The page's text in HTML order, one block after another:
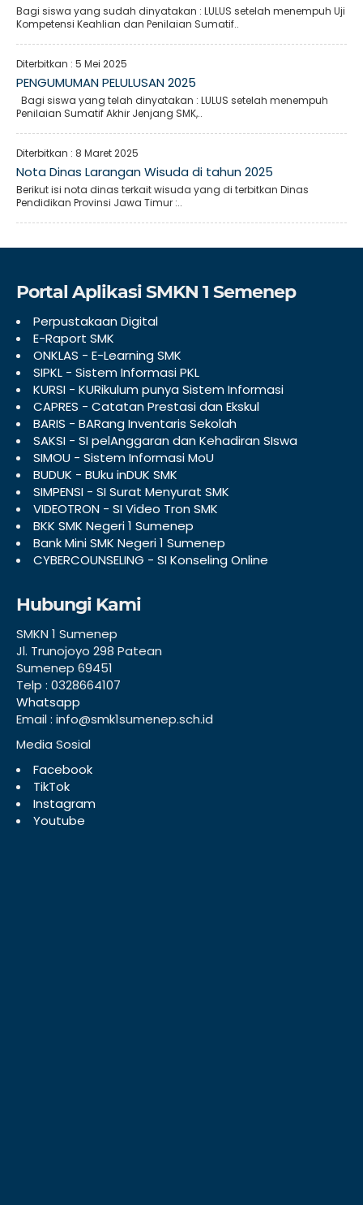
Bagi siswa yang sudah dinyatakan : LULUS setelah menempuh Uji
Kompetensi Keahlian dan Penilaian Sumatif..
Diterbitkan : 5 Mei 2025
PENGUMUMAN PELULUSAN 2025
Bagi siswa yang telah dinyatakan : LULUS setelah menempuh
Penilaian Sumatif Akhir Jenjang SMK,..
Diterbitkan : 8 Maret 2025
Nota Dinas Larangan Wisuda di tahun 2025
Berikut isi nota dinas terkait wisuda yang di terbitkan Dinas
Pendidikan Provinsi Jawa Timur :..
Portal Aplikasi SMKN 1 Semenep
Perpustakaan Digital
E-Raport SMK
ONKLAS - E-Learning SMK
SIPKL - Sistem Informasi PKL
KURSI - KURikulum punya Sistem Informasi
CAPRES - Catatan Prestasi dan Ekskul
BARIS - BARang Inventaris Sekolah
SAKSI - SI pelAnggaran dan Kehadiran SIswa
SIMOU - Sistem Informasi MoU
BUDUK - BUku inDUK SMK
SIMPENSI - SI Surat Menyurat SMK
VIDEOTRON - SI Video Tron SMK
BKK SMK Negeri 1 Sumenep
Bank Mini SMK Negeri 1 Sumenep
CYBERCOUNSELING - SI Konseling Online
Hubungi Kami
SMKN 1 Sumenep
Jl. Trunojoyo 298 Patean
Sumenep 69451
Telp : 0328664107
Whatsapp
Email : info@smk1sumenep.sch.id
Media Sosial
Facebook
TikTok
Instagram
Youtube